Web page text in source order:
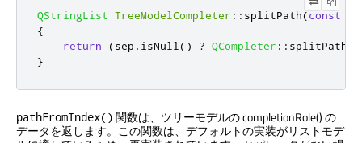
QStringList TreeModelCompleter :: splitPath(const
{
return
(sep . isNull () ? QCompleter :: splitPath
}
pathFromIndex() 関数は、ツリーモデルの completionRole() の
データを返します。この関数は、デフォルトの実装がリストモデ